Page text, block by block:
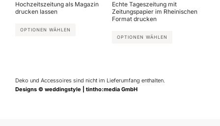
Hochzeitszeitung als Magazin
drucken lassen
OPTIONEN WÄHLEN
Echte Tageszeitung mit
Zeitungspapier im Rheinischen
Format drucken
OPTIONEN WÄHLEN
Deko und Accessoires sind nicht im Lieferumfang enthalten.
Designs © weddingstyle | tintho:media GmbH